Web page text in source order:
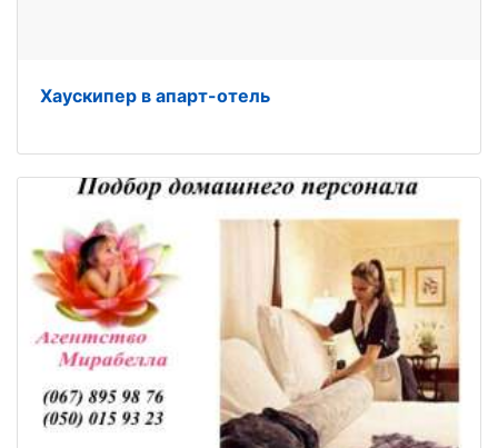
Хаускипер в апарт-отель